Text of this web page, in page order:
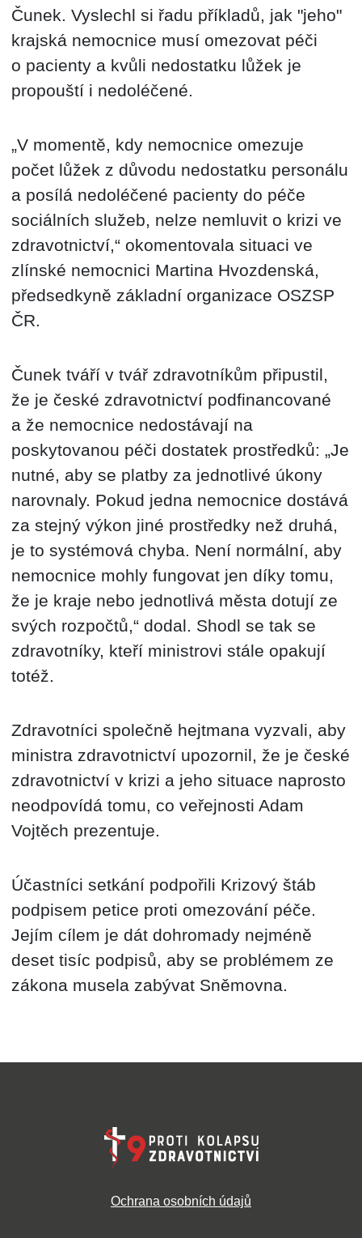
Čunek. Vyslechl si řadu příkladů, jak "jeho"
krajská nemocnice musí omezovat péči
o pacienty a kvůli nedostatku lůžek je
propouští i nedoléčené.
„V momentě, kdy nemocnice omezuje
počet lůžek z důvodu nedostatku personálu
a posílá nedoléčené pacienty do péče
sociálních služeb, nelze nemluvit o krizi ve
zdravotnictví,“ okomentovala situaci ve
zlínské nemocnici Martina Hvozdenská,
předsedkyně základní organizace OSZSP
ČR.
Čunek tváří v tvář zdravotníkům připustil,
že je české zdravotnictví podfinancované
a že nemocnice nedostávají na
poskytovanou péči dostatek prostředků: „Je
nutné, aby se platby za jednotlivé úkony
narovnaly. Pokud jedna nemocnice dostává
za stejný výkon jiné prostředky než druhá,
je to systémová chyba. Není normální, aby
nemocnice mohly fungovat jen díky tomu,
že je kraje nebo jednotlivá města dotují ze
svých rozpočtů,“ dodal. Shodl se tak se
zdravotníky, kteří ministrovi stále opakují
totéž.
Zdravotníci společně hejtmana vyzvali, aby
ministra zdravotnictví upozornil, že je české
zdravotnictví v krizi a jeho situace naprosto
neodpovídá tomu, co veřejnosti Adam
Vojtěch prezentuje.
Účastníci setkání podpořili Krizový štáb
podpisem petice proti omezování péče.
Jejím cílem je dát dohromady nejméně
deset tisíc podpisů, aby se problémem ze
zákona musela zabývat Sněmovna.
Ochrana osobních údajů